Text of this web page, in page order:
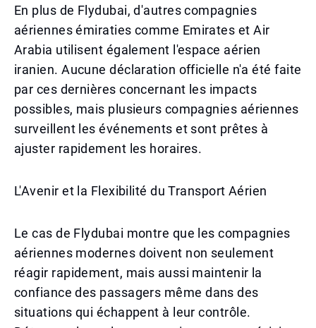
En plus de Flydubai, d'autres compagnies
aériennes émiraties comme Emirates et Air
Arabia utilisent également l'espace aérien
iranien. Aucune déclaration officielle n'a été faite
par ces dernières concernant les impacts
possibles, mais plusieurs compagnies aériennes
surveillent les événements et sont prêtes à
ajuster rapidement les horaires.
L'Avenir et la Flexibilité du Transport Aérien
Le cas de Flydubai montre que les compagnies
aériennes modernes doivent non seulement
réagir rapidement, mais aussi maintenir la
confiance des passagers même dans des
situations qui échappent à leur contrôle.